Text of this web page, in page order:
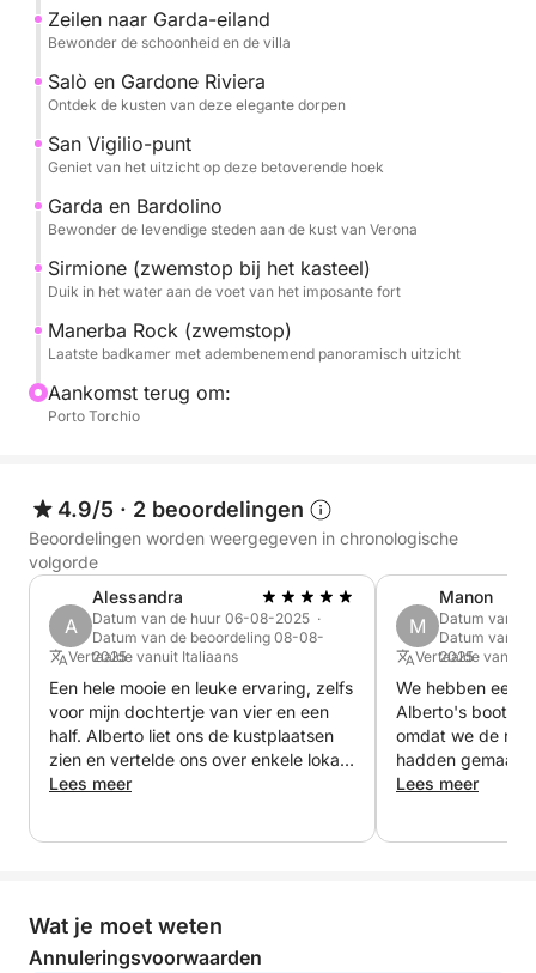
het elegante Salò, met zijn oevers en verfijnde sfeer.
We bewonderen de historische Gardone Riviera,
beroemd om de Vittoriale degli Italiani, en de
prachtige Punta San Vigilio, een paradijsje met zijn
Gardameer en het pittoreske Bardolino, beroemd om
hun wijnen en gastvrije sfeer. We maken een stop
voor een onvergetelijke duik in Sirmione, pal onder
het imposante Scaligero-kasteel, een unieke kans
om in het thermale water van het meer te duiken. Tot
slot maken we een laatste verfrissende zwemstop bij
Rocca di Manerba, met zijn steile kliffen en
adembenemende panoramische uitzichten.
verfrissen en een stereo om uw reis te begeleiden
met uw favoriete muziek, wat zorgt voor de perfecte
sfeer. Een complete ervaring, ideaal voor wie op
zoek is naar ontspanning, schoonheid, geschiedenis
en een voorproefje van de meest iconische
wonderen van het Gardameer.
Zeilen naar Garda-eiland
Bewonder de schoonheid en de villa
Salò en Gardone Riviera
Ontdek de kusten van deze elegante dorpen
San Vigilio-punt
Geniet van het uitzicht op deze betoverende hoek
Garda en Bardolino
Bewonder de levendige steden aan de kust van Verona
Sirmione (zwemstop bij het kasteel)
Duik in het water aan de voet van het imposante fort
Manerba Rock (zwemstop)
Laatste badkamer met adembenemend panoramisch uitzicht
Aankomst terug om:
Porto Torchio
4.9/5 · 2 beoordelingen
Beoordelingen worden weergegeven in chronologische
volgorde
A
Alessandra
Datum van de huur 06-08-2025 ·
Datum van de beoordeling 08-08-
2025
Vertaalde vanuit Italiaans
Een hele mooie en leuke ervaring, zelfs
voor mijn dochtertje van vier en een
half. Alberto liet ons de kustplaatsen
zien en vertelde ons over enkele lokale
bezienswaardigheden.
Lees meer
M
Manon
Datum van
Datum van
2025
Vertaalde vanuit
We hebben een
Alberto's boot.
omdat we de
hadden gemaakt.
Lees meer
Wat je moet weten
Annuleringsvoorwaarden